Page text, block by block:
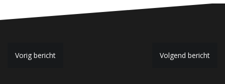
BVorig bericht Volgend bericht